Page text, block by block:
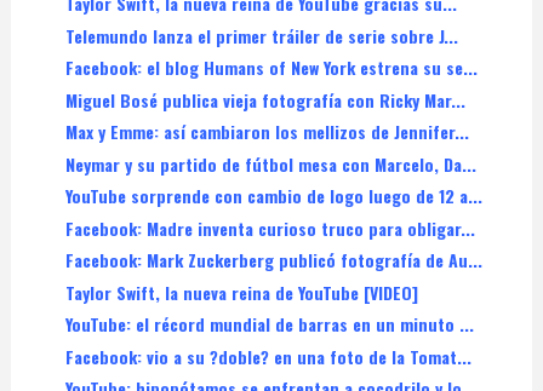
Telemundo lanza el primer tráiler de serie sobre J...
Facebook: el blog Humans of New York estrena su se...
Miguel Bosé publica vieja fotografía con Ricky Mar...
Max y Emme: así cambiaron los mellizos de Jennifer...
Neymar y su partido de fútbol mesa con Marcelo, Da...
YouTube sorprende con cambio de logo luego de 12 a...
Facebook: Madre inventa curioso truco para obligar...
Facebook: Mark Zuckerberg publicó fotografía de Au...
Taylor Swift, la nueva reina de YouTube [VIDEO]
YouTube: el récord mundial de barras en un minuto ...
Facebook: vio a su ?doble? en una foto de la Tomat...